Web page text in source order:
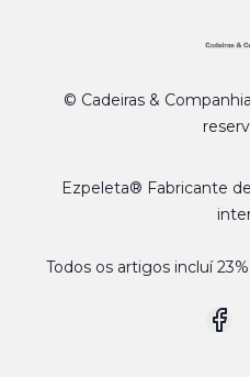
© Cadeiras &
Ezpeleta® Fabricante
Todos os artigos incluí